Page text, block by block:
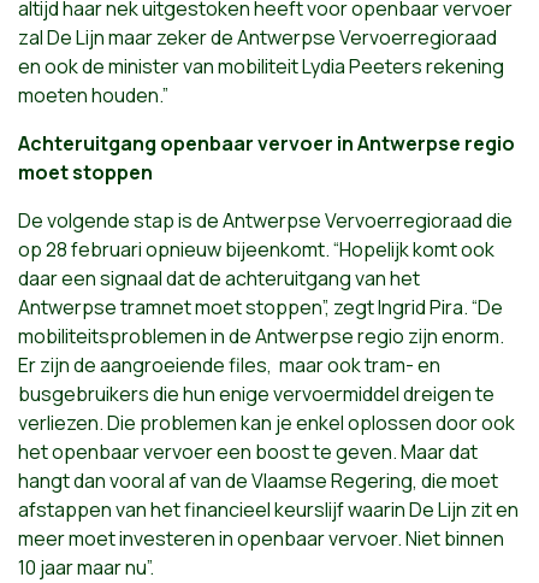
altijd haar nek uitgestoken heeft voor openbaar vervoer
zal De Lijn maar zeker de Antwerpse Vervoerregioraad
en ook de minister van mobiliteit Lydia Peeters rekening
moeten houden.”
Achteruitgang openbaar vervoer in Antwerpse regio
moet stoppen
De volgende stap is de Antwerpse Vervoerregioraad die
op 28 februari opnieuw bijeenkomt. “Hopelijk komt ook
daar een signaal dat de achteruitgang van het
Antwerpse tramnet moet stoppen”, zegt Ingrid Pira. “De
mobiliteitsproblemen in de Antwerpse regio zijn enorm.
Er zijn de aangroeiende files, maar ook tram- en
busgebruikers die hun enige vervoermiddel dreigen te
verliezen. Die problemen kan je enkel oplossen door ook
het openbaar vervoer een boost te geven. Maar dat
hangt dan vooral af van de Vlaamse Regering, die moet
afstappen van het financieel keurslijf waarin De Lijn zit en
meer moet investeren in openbaar vervoer. Niet binnen
10 jaar maar nu”.